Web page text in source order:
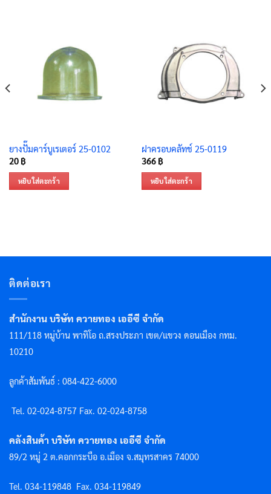
ยางปั๊มคาร์บูเรเตอร์ 25-0102
20 ฿
หยิบใส่ตะกร้า
ฝาครอบคลัทช์ 25-0119
366 ฿
หยิบใส่ตะกร้า
ติดต่อเรา
สำนักงาน บริษัท ควายทอง เออีซี จำกัด
111/118 หมู่บ้าน พาทิโอ ถ.สรงประภา เขต/แขวง ดอนเมือง กทม.
10210
ลูกค้าสัมพันธ์ : 084-422-6000
Tel. 02-024-8757 Fax. 02-024-8758
คลังสินค้า บริษัท ควายทอง เออีซี จำกัด
89/2 หมู่ 2 ต.คอกกระบือ อ.เมือง จ.สมุทรสาคร 74000
Tel. 034-119848 Fax. 034-119849